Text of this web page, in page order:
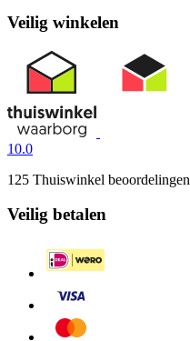
Veilig winkelen
10.0
125 Thuiswinkel beoordelingen
Veilig betalen